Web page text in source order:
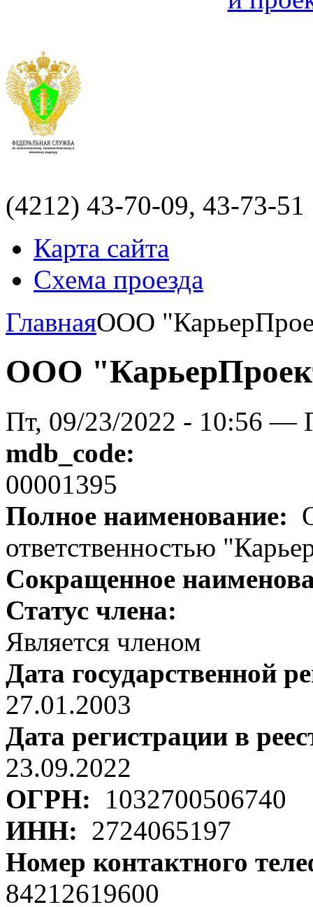
(4212) 43-70-09, 43-73-51
Карта сайта
Схема проезда
ГлавнаяООО
ООО
Пт, 09/23/2022 - 10:56 —
mdb_code:
00001395
Полное наименование:
ответственностью
Сокращенное
Статус члена:
Является членом
Дата государственной
27.01.2003
Дата регистрации в
23.09.2022
ОГРН:
1032700506740
ИНН: 2724065197
Номер контактного
84212619600